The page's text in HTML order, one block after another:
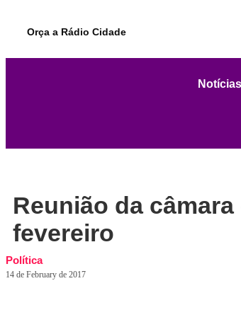
Orça a Rádio Cidade
Notícias
Reunião da
fevereiro
Política
14 de February de 2017